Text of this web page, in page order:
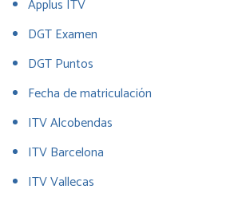
Applus ITV
DGT Examen
DGT Puntos
Fecha de matriculación
ITV Alcobendas
ITV Barcelona
ITV Vallecas